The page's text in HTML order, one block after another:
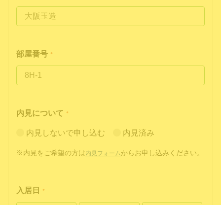
部屋番号 *
内見について *
内見しないで申し込む 内見済み
※内見をご希望の方は 内見フォームからお申し込みください。
入居日 *